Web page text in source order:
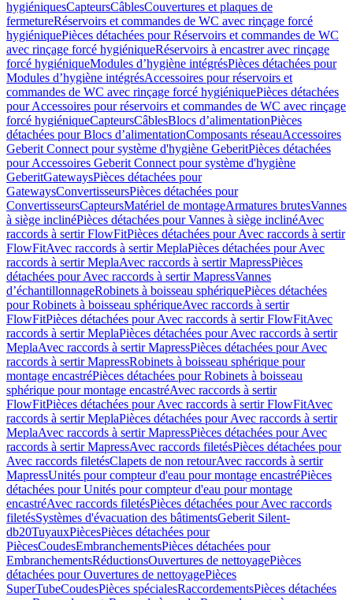
hygiéniquesCapteursCâblesCouvertures et plaques de
fermetureRéservoirs et commandes de WC avec rinçage forcé
hygiéniquePièces détachées pour Réservoirs et commandes de WC
avec rinçage forcé hygiéniqueRéservoirs à encastrer avec rinçage
forcé hygiéniqueModules d’hygiène intégrésPièces détachées pour
Modules d’hygiène intégrésAccessoires pour réservoirs et
commandes de WC avec rinçage forcé hygiéniquePièces détachées
pour Accessoires pour réservoirs et commandes de WC avec rinçage
forcé hygiéniqueCapteursCâblesBlocs d’alimentationPièces
détachées pour Blocs d’alimentationComposants réseauAccessoires
Geberit Connect pour système d'hygiène GeberitPièces détachées
pour Accessoires Geberit Connect pour système d'hygiène
GeberitGatewaysPièces détachées pour
GatewaysConvertisseursPièces détachées pour
ConvertisseursCapteursMatériel de montageArmatures brutesVannes
à siège inclinéPièces détachées pour Vannes à siège inclinéAvec
raccords à sertir FlowFitPièces détachées pour Avec raccords à sertir
FlowFitAvec raccords à sertir MeplaPièces détachées pour Avec
raccords à sertir MeplaAvec raccords à sertir MapressPièces
détachées pour Avec raccords à sertir MapressVannes
d’échantillonnageRobinets à boisseau sphériquePièces détachées
pour Robinets à boisseau sphériqueAvec raccords à sertir
FlowFitPièces détachées pour Avec raccords à sertir FlowFitAvec
raccords à sertir MeplaPièces détachées pour Avec raccords à sertir
MeplaAvec raccords à sertir MapressPièces détachées pour Avec
raccords à sertir MapressRobinets à boisseau sphérique pour
montage encastréPièces détachées pour Robinets à boisseau
sphérique pour montage encastréAvec raccords à sertir
FlowFitPièces détachées pour Avec raccords à sertir FlowFitAvec
raccords à sertir MeplaPièces détachées pour Avec raccords à sertir
MeplaAvec raccords à sertir MapressPièces détachées pour Avec
raccords à sertir MapressAvec raccords filetésPièces détachées pour
Avec raccords filetésClapets de non retourAvec raccords à sertir
MapressUnités pour compteur d'eau pour montage encastréPièces
détachées pour Unités pour compteur d'eau pour montage
encastréAvec raccords filetésPièces détachées pour Avec raccords
filetésSystèmes d'évacuation des bâtimentsGeberit Silent-
db20TuyauxPiècesPièces détachées pour
PiècesCoudesEmbranchementsPièces détachées pour
EmbranchementsRéductionsOuvertures de nettoyagePièces
détachées pour Ouvertures de nettoyagePièces
SuperTubeCoudesPièces spécialesRaccordementsPièces détachées